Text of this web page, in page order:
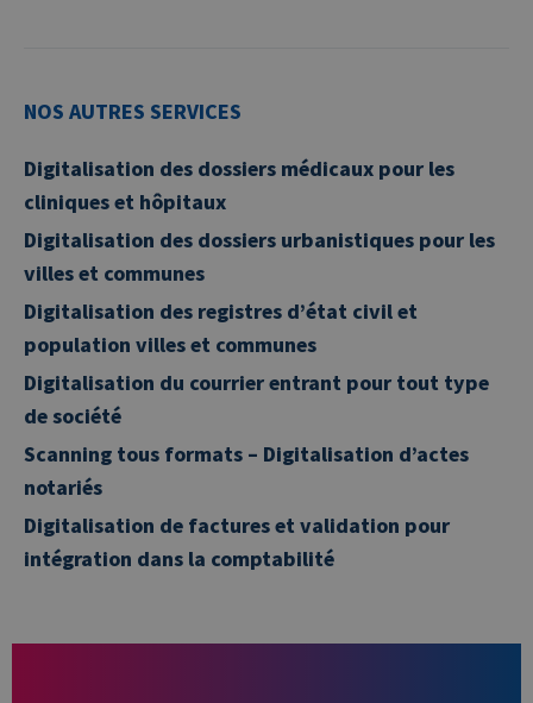
NOS AUTRES SERVICES
Digitalisation des dossiers médicaux pour les
cliniques et hôpitaux
Digitalisation des dossiers urbanistiques pour les
villes et communes
Digitalisation des registres d’état civil et
population villes et communes
Digitalisation du courrier entrant pour tout type
de société
Scanning tous formats – Digitalisation d’actes
notariés
Digitalisation de factures et validation pour
intégration dans la comptabilité